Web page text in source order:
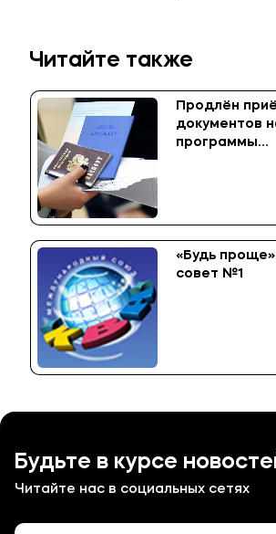
Читайте также
Продлён
документов
программы
«Будь проще»
совет №1
Будьте в курсе
Читайте нас в социальных сетях